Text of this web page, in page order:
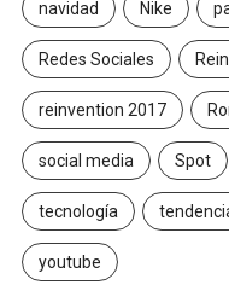
navidad Nike
Redes Sociales
reinvention 2017
social media Spot
tecnología
youtube